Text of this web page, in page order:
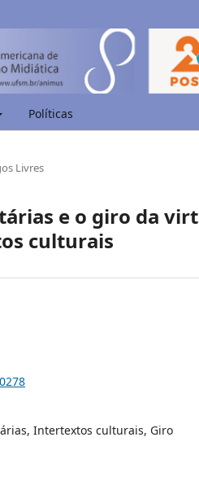
Políticas
Livres
e o giro da
culturais
Intertextos culturais, Giro